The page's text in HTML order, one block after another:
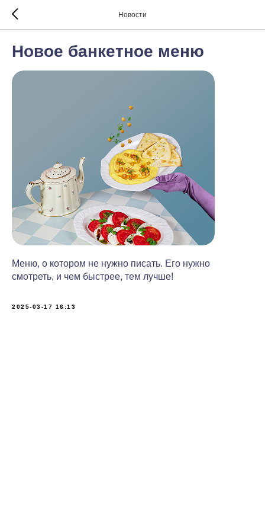
Новости
Новое банкетное меню
Меню, о котором не нужно писать. Его нужно
смотреть, и чем быстрее, тем лучше!
2025-03-17 16:13